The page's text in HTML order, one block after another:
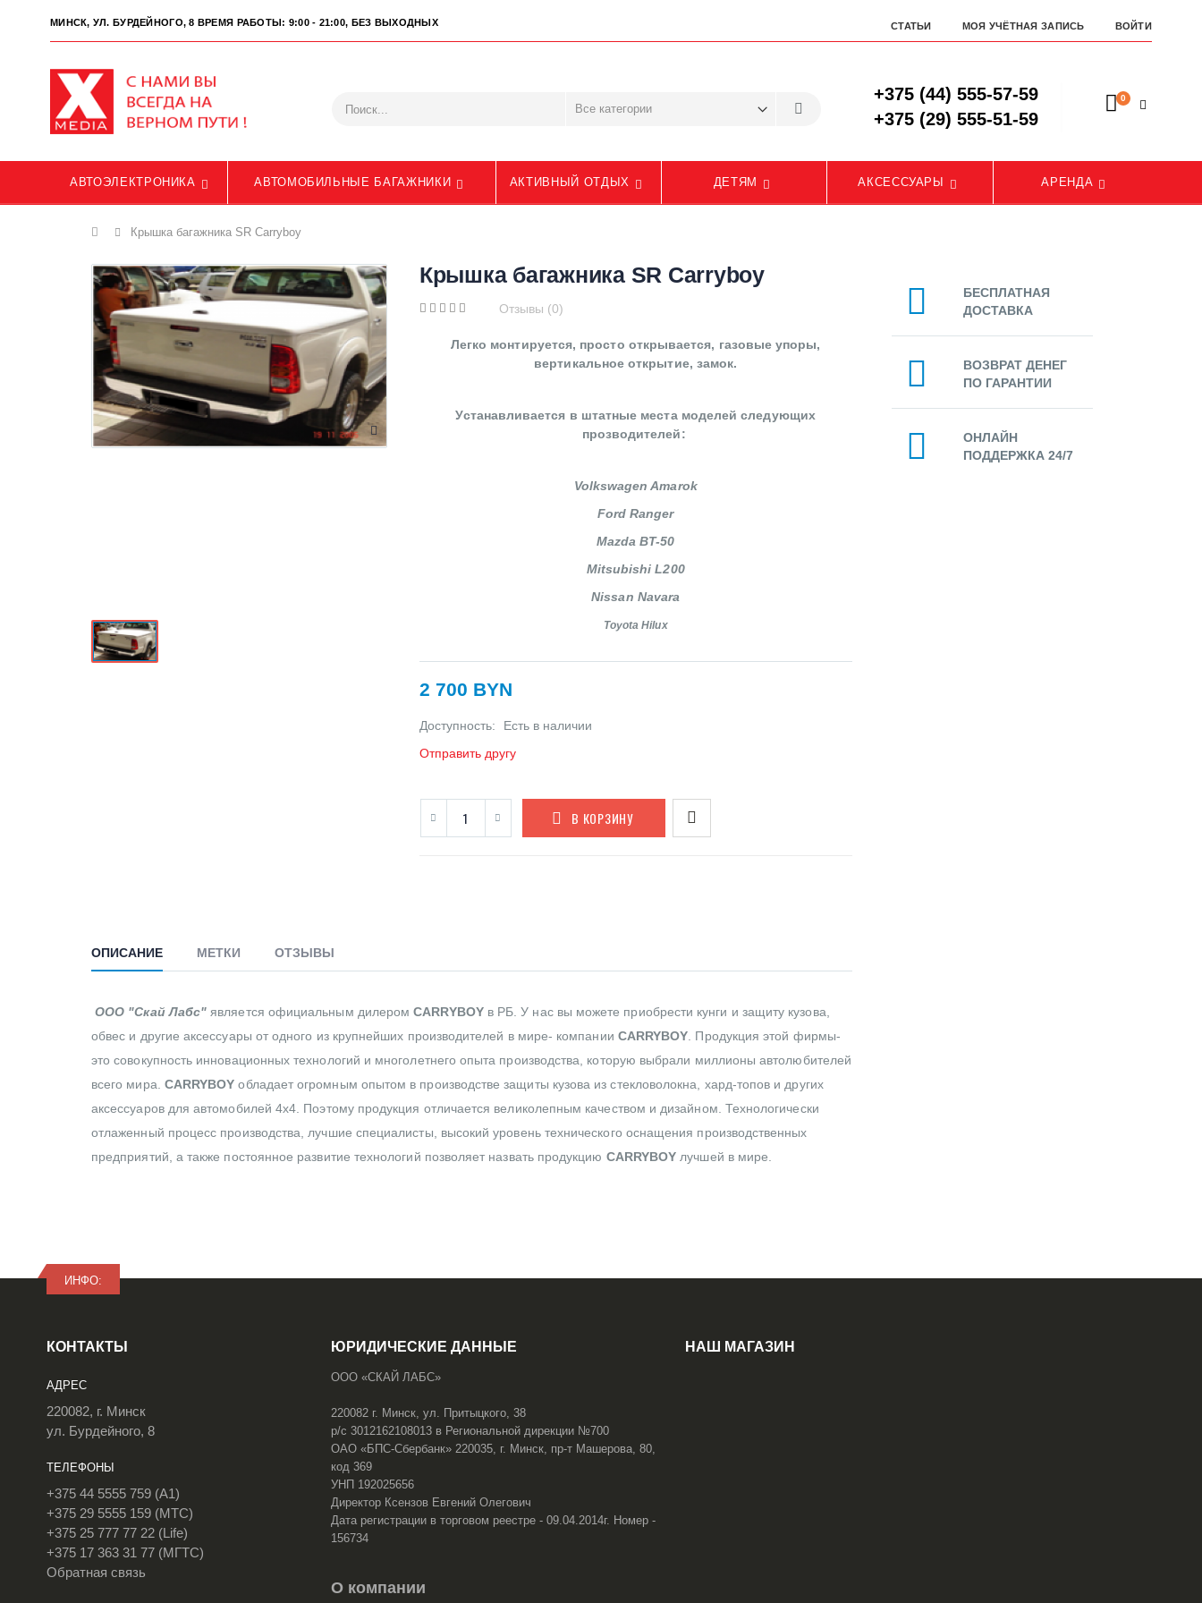
МИНСК, УЛ. БУРДЕЙНОГО, 8 ВРЕМЯ РАБОТЫ: 9:00 - 21:00, БЕЗ ВЫХОДНЫХ СТАТЬИ МОЯ УЧЁТНАЯ ЗАПИСЬ ВОЙТИ
+375 (44) 555-57-59
+375 (29) 555-51-59
0
АВТОЭЛЕКТРОНИКА АВТОМОБИЛЬНЫЕ БАГАЖНИКИ АКТИВНЫЙ ОТДЫХ ДЕТЯМ АКСЕССУАРЫ АРЕНДА
Главная
Крышка багажника SR Carryboy
Крышка багажника SR Carryboy
Отзывы (0)
Легко монтируется, просто открывается, газовые упоры,
вертикальное открытие, замок.
Устанавливается в штатные места моделей следующих
прозводителей:
Volkswagen Amarok
Ford Ranger
Mazda BT-50
Mitsubishi L200
Nissan Navara
Toyota Hilux
2 700 BYN
Доступность:
Есть в наличии
Отправить другу
В КОРЗИНУ
ОПИСАНИЕ МЕТКИ ОТЗЫВЫ
ООО "Скай Лабс" является официальным дилеромCARRYBOYв РБ. У нас вы можете приобрести кунги и защиту кузова,
обвес и другие аксессуары от одного из крупнейших производителей в мире- компании CARRYBOY. Продукция этой фирмы-
это совокупность инновационных технологий и многолетнего опыта производства, которую выбрали миллионы автолюбителей
всего мира. CARRYBOY обладает огромным опытом в производстве защиты кузова из стекловолокна, хард-топов и других
аксессуаров для автомобилей 4х4. Поэтому продукция отличается великолепным качеством и дизайном. Технологически
отлаженный процесс производства, лучшие специалисты, высокий уровень технического оснащения производственных
предприятий, а также постоянное развитие технологий позволяет назвать продукцию CARRYBOY лучшей в мире.
БЕСПЛАТНАЯ
ДОСТАВКА
ВОЗВРАТ ДЕНЕГ
ПО ГАРАНТИИ
ОНЛАЙН
ПОДДЕРЖКА 24/7
ИНФО:
КОНТАКТЫ
АДРЕС
220082, г. Минск
ул. Бурдейного, 8
ТЕЛЕФОНЫ
+375 44 5555 759 (A1)
+375 29 5555 159 (МТС)
+375 25 777 77 22 (Life)
+375 17 363 31 77 (МГТС)
Обратная связь
ЮРИДИЧЕСКИЕ ДАННЫЕ
ООО «СКАЙ ЛАБС»
220082 г. Минск, ул. Притыцкого, 38
р/с 3012162108013 в Региональной дирекции №700
ОАО «БПС-Сбербанк» 220035, г. Минск, пр-т Машерова, 80,
код 369
УНП 192025656
Директор Ксензов Евгений Олегович
Дата регистрации в торговом реестре - 09.04.2014г. Номер -
156734
О компании
НАШ МАГАЗИН